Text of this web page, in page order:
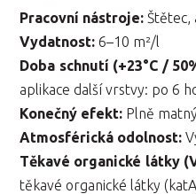
Pracovní nástroje: Štětec,
Vydatnost: 6–10 m²/l
Doba schnutí (+23°C /
aplikace další vrstvy: po 6
Konečný efekt: Plně matný
Atmosférická odolnost:
Těkavé organické látky
těkavé organické látky